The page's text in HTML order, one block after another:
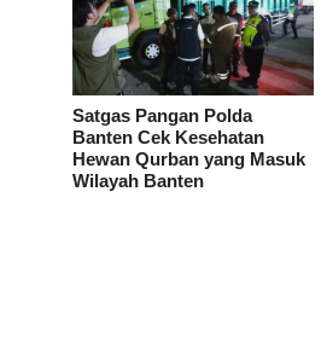
Satgas Pangan Polda
Banten Cek Kesehatan
Hewan Qurban yang Masuk
Wilayah Banten